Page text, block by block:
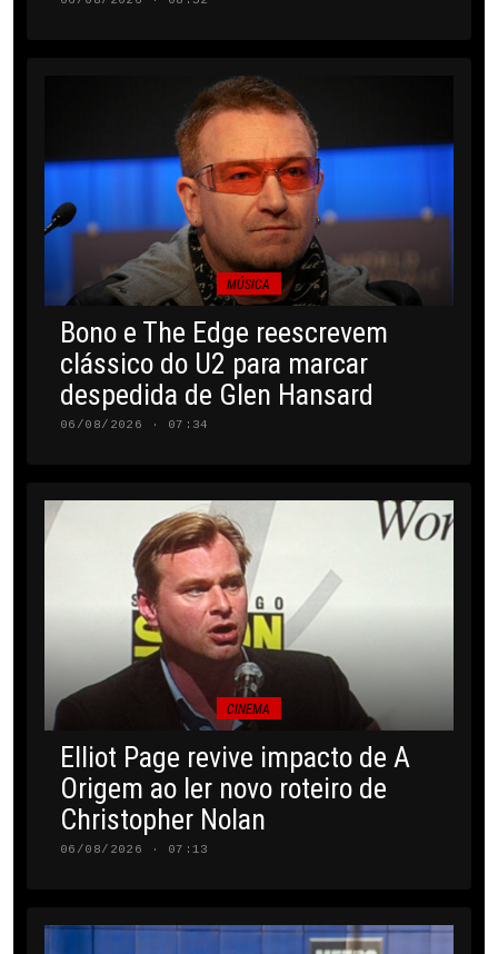
MÚSICA
Bono e The Edge reescrevem
clássico do U2 para marcar
despedida de Glen Hansard
06/08/2026 · 07:34
CINEMA
Elliot Page revive impacto de A
Origem ao ler novo roteiro de
Christopher Nolan
06/08/2026 · 07:13